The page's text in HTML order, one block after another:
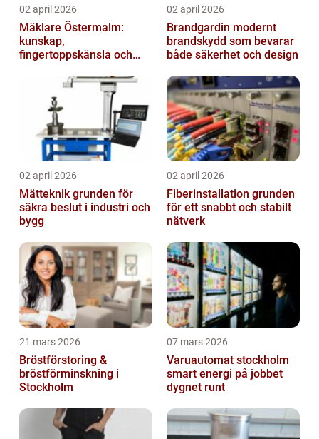
02 april 2026
Mäklare Östermalm:
kunskap,
fingertoppskänsla och
02 april 2026
Brandgardin modernt
brandskydd som bevarar
både säkerhet och design
02 april 2026
Mätteknik grunden för
säkra beslut i industri och
bygg
02 april 2026
Fiberinstallation grunden
för ett snabbt och stabilt
nätverk
21 mars 2026
Bröstförstoring &
bröstförminskning i
Stockholm
07 mars 2026
Varuautomat stockholm
smart energi på jobbet
dygnet runt